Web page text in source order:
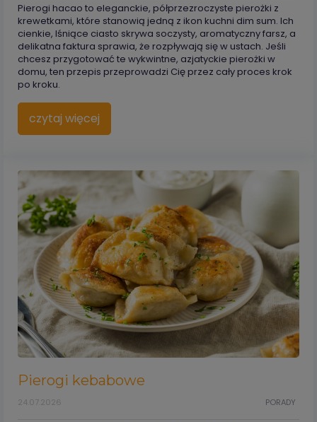
Pierogi hacao to eleganckie, półprzezroczyste pierożki z
krewetkami, które stanowią jedną z ikon kuchni dim sum. Ich
cienkie, lśniące ciasto skrywa soczysty, aromatyczny farsz, a
delikatna faktura sprawia, że rozpływają się w ustach. Jeśli
chcesz przygotować te wykwintne, azjatyckie pierożki w
domu, ten przepis przeprowadzi Cię przez cały proces krok
po kroku.
czytaj więcej
Pierogi kebabowe
PORADY
24.07.2026